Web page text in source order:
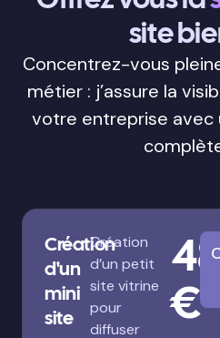
site
Concentrez-vous
métier : j’assure la
votre entreprise avec
Création
d'un
mini
site
Création
d’un petit
site vitrine
pour
diffuser
€